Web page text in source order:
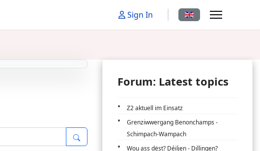
Sign In Select your language
Forum: Latest topics
Z2 aktuell im Einsatz
Grenziwwergang Benonchamps -
Schimpach-Wampach
Wou ass dëst? Déiljen - Dillingen?